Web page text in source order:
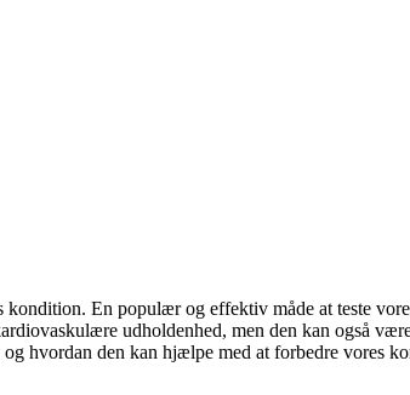
En populær og effektiv måde at teste
udholdenhed, men den kan også
hvordan den kan hjælpe med at forbedre vores